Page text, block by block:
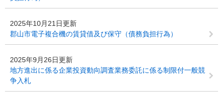
2025年10月21日更新
郡山市電子複合機の賃貸借及び保守（債務負担行為）
2025年9月26日更新
地方進出に係る企業投資動向調査業務委託に係る制限付一般競
争入札